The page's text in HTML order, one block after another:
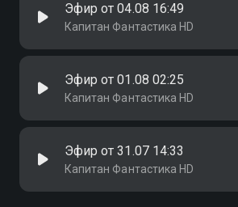
Эфир от 04.08 16:49
Капитан Фантастика HD
Эфир от 01.08 02:25
Капитан Фантастика HD
Эфир от 31.07 14:33
Капитан Фантастика HD